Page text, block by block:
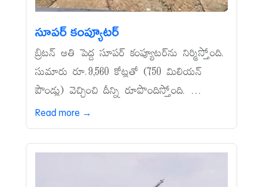
సూపర్‌ కంప్యూటర్‌
బ్రిటన్‌ అతి పెద్ద సూపర్‌ కంప్యూటర్‌ను నిర్మిస్తోంది.
సుమారు రూ.9,560 కోట్లతో (750 మిలియన్‌
పౌండ్లు) వెచ్చించి దీన్ని రూపొందిస్తోంది. ...
Read more →